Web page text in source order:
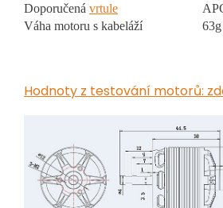
Doporučená vrtule
Váha motoru s kabeláží
63g
Hodnoty z testování motorů: